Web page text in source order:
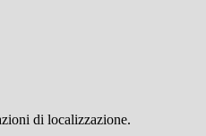
di localizzazione.